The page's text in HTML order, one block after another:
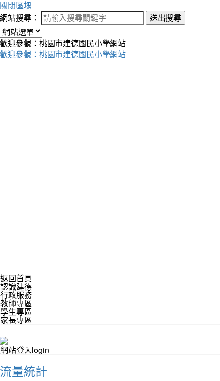
關閉區塊
網站搜尋：
送出搜尋
歡迎參觀：桃園市建德國民小學網站
歡迎參觀：桃園市建德國民小學網站
返回首頁
認識建德
行政服務
教師專區
學生專區
家長專區
網站登入login
流量統計